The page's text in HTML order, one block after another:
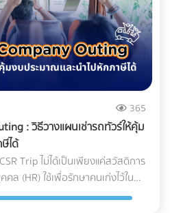
การตรวจสอบมาตรฐานประจำปี แต่
นี่คือการลงทุนที่ประเมินค่าไม่ได้
แบรนด์อุปกรณ์การแพทย์ การ
รงงานพลาสติกที่ได้รับการรับรอง
และระบบบริหารงาน
(ISO 13485) ไม่เพียงแต่ช่วยลด
ค้า (Product Recall) แต่ยัง
สุดว่า ผลิตภัณฑ์ของคุณจะปลอดภัย
งแท้จริง
มคุ้มค่า" แบรนด์ผู้ผลิตเครื่องปรับ
าใจถึงกฎข้อนี้ดี พวกเขาจึงมักไม่
อยู่ภายใน และเจาะจงเลือกใช้ผู้
บวนการตรวจสอบคุณภาพแบบ
เท่านั้น การเปลี่ยนมุมมองจาก
"อะไหล่ที่ลดความเสี่ยงได้มากที่สุด"
ติบโตอย่างยั่งยืน การเลือก
รียบเทียบใบเสนอราคา แต่คือการ
ธ์" ที่สามารถช่วยควบคุม Total
แท้จริง ท้ายที่สุดแล้ว การลงทุนกับ
ง ย่อมเป็นทางเลือกที่คุ้มค่ากว่า
เข้าใจธรรมชาติของผงมัทฉะ
ใบไปบดละเอียดด้วยโม่หินจนเป็นผง
มีพื้นที่ผิวสัมผัสกับอากาศมาก ศัตรู
ทฉะมีอยู่ 3 ประการหลัก: ความ
ไปจะเร่งกระบวนการสลายตัวของ
ให้สีเขียวสว่างสดใส (Vibrant
น้ำตาล (Yellowish-brown)
ดปฏิกิริยาออกซิเดชัน (Oxidation)
ลิ่นหอม (Aroma) และสารต้าน
รสชาติอูมามิหายไป และเกิดความ
สง (Moisture & Light): เร่งการ
สีของชาซีดจางลงอย่างรวดเร็ว
นอย่างไรในเส้นทาง ญี่ปุ่น-ไทย?
365
: วิธีวางแผนเช่ารถทัวร์ให้คุ้ม
ได้
Trip ไม่ได้เป็นเพียงแค่สวัสดิการ
(HR) ใช้เพื่อรักษาคนเก่งไว้ใน
องผู้บริหารและฝ่ายบัญชี กิจกรรม